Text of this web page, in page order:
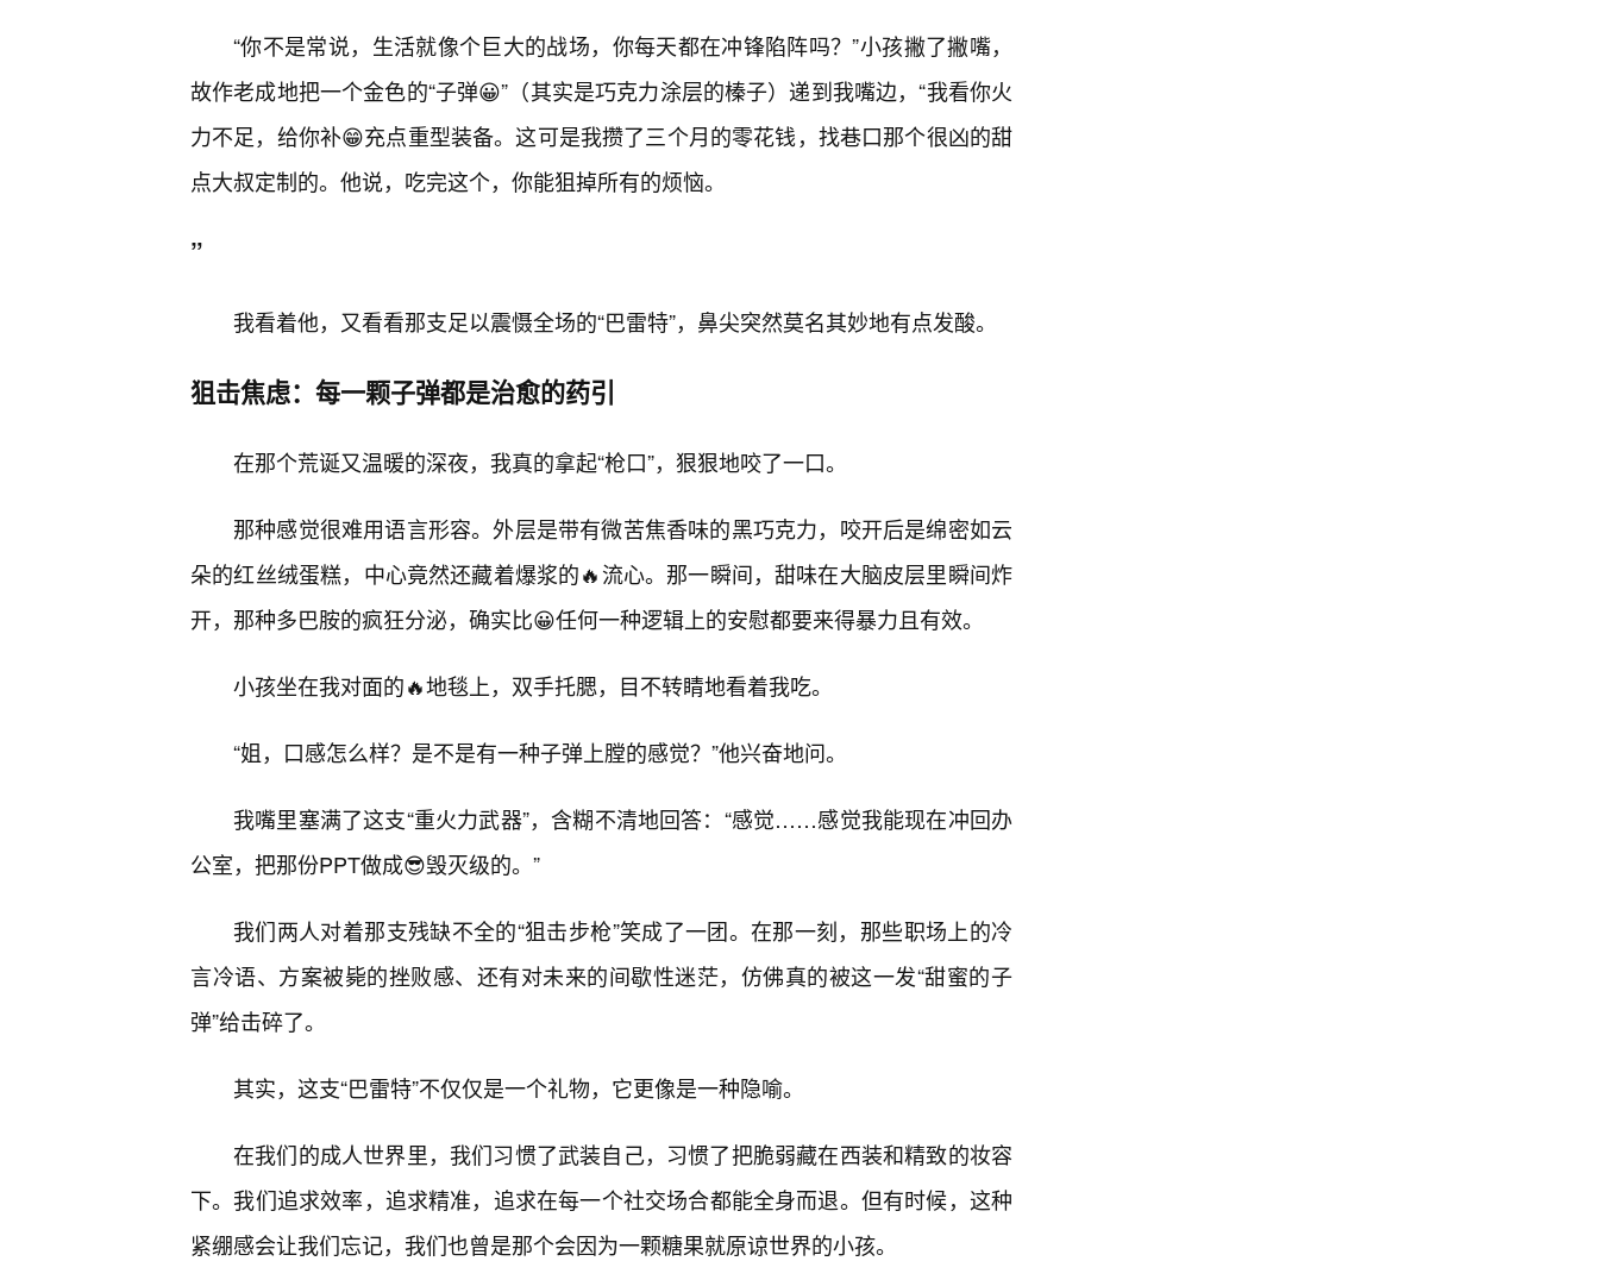
“你不是常说，生活就像个巨大的战场，你每天都在冲锋陷阵吗？”小孩撇了撇嘴，
故作老成地把一个金色的“子弹😀”（其实是巧克力涂层的榛子）递到我嘴边，“我看你火
力不足，给你补😁充点重型装备。这可是我攒了三个月的零花钱，找巷口那个很凶的甜
点大叔定制的。他说，吃完这个，你能狙掉所有的烦恼。
”
我看着他，又看看那支足以震慑全场的“巴雷特”，鼻尖突然莫名其妙地有点发酸。
狙击焦虑：每一颗子弹都是治愈的药引
在那个荒诞又温暖的深夜，我真的拿起“枪口”，狠狠地咬了一口。
那种感觉很难用语言形容。外层是带有微苦焦香味的黑巧克力，咬开后是绵密如云
朵的红丝绒蛋糕，中心竟然还藏着爆浆的🔥流心。那一瞬间，甜味在大脑皮层里瞬间炸
开，那种多巴胺的疯狂分泌，确实比😀任何一种逻辑上的安慰都要来得暴力且有效。
小孩坐在我对面的🔥地毯上，双手托腮，目不转睛地看着我吃。
“姐，口感怎么样？是不是有一种子弹上膛的感觉？”他兴奋地问。
我嘴里塞满了这支“重火力武器”，含糊不清地回答：“感觉……感觉我能现在冲回办
公室，把那份PPT做成😎毁灭级的。”
我们两人对着那支残缺不全的“狙击步枪”笑成了一团。在那一刻，那些职场上的冷
言冷语、方案被毙的挫败感、还有对未来的间歇性迷茫，仿佛真的被这一发“甜蜜的子
弹”给击碎了。
其实，这支“巴雷特”不仅仅是一个礼物，它更像是一种隐喻。
在我们的成人世界里，我们习惯了武装自己，习惯了把脆弱藏在西装和精致的妆容
下。我们追求效率，追求精准，追求在每一个社交场合都能全身而退。但有时候，这种
紧绷感会让我们忘记，我们也曾是那个会因为一颗糖果就原谅世界的小孩。